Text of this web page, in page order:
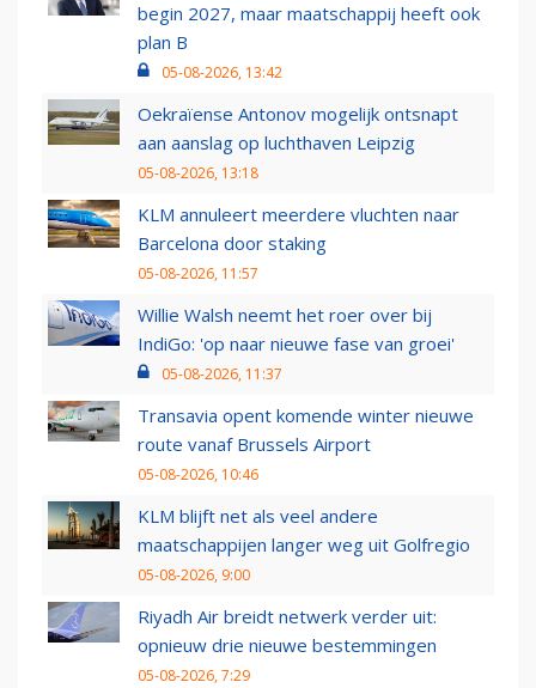
begin 2027, maar maatschappij heeft ook
plan B
05-08-2026, 13:42
Oekraïense Antonov mogelijk ontsnapt
aan aanslag op luchthaven Leipzig
05-08-2026, 13:18
KLM annuleert meerdere vluchten naar
Barcelona door staking
05-08-2026, 11:57
Willie Walsh neemt het roer over bij
IndiGo: 'op naar nieuwe fase van groei'
05-08-2026, 11:37
Transavia opent komende winter nieuwe
route vanaf Brussels Airport
05-08-2026, 10:46
KLM blijft net als veel andere
maatschappijen langer weg uit Golfregio
05-08-2026, 9:00
Riyadh Air breidt netwerk verder uit:
opnieuw drie nieuwe bestemmingen
05-08-2026, 7:29